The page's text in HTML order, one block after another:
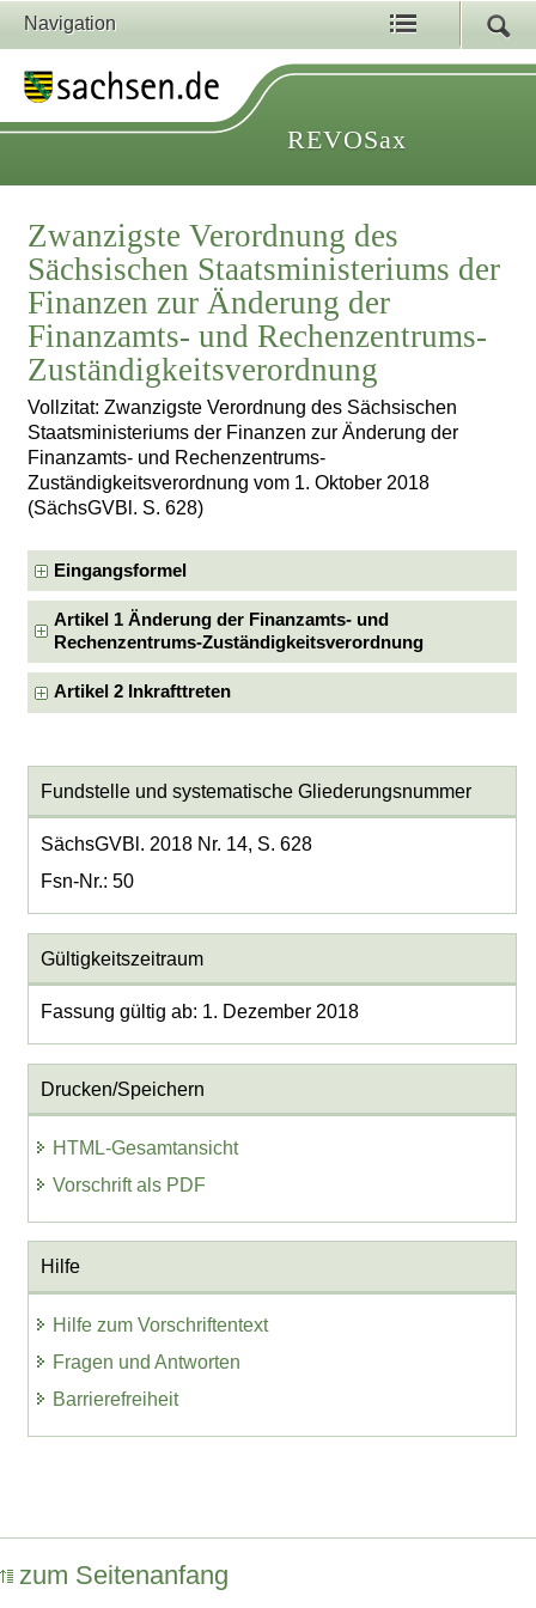
Navigation
REVOSax
Zwanzigste Verordnung des
Sächsischen Staatsministeriums der
Finanzen zur Änderung der
Finanzamts- und Rechenzentrums-
Zuständigkeitsverordnung
Vollzitat: Zwanzigste Verordnung des Sächsischen
Staatsministeriums der Finanzen zur Änderung der
Finanzamts- und Rechenzentrums-
Zuständigkeitsverordnung vom 1. Oktober 2018
(SächsGVBl. S. 628)
Eingangsformel
Artikel 1 Änderung der Finanzamts- und
Rechenzentrums-Zuständigkeitsverordnung
Artikel 2 Inkrafttreten
Fundstelle und systematische Gliederungsnummer
SächsGVBl. 2018 Nr. 14, S. 628
Fsn-Nr.: 50
Gültigkeitszeitraum
Fassung gültig ab: 1. Dezember 2018
Drucken/Speichern
HTML-Gesamtansicht
Vorschrift als PDF
Hilfe
Hilfe zum Vorschriftentext
Fragen und Antworten
Barrierefreiheit
zum Seitenanfang